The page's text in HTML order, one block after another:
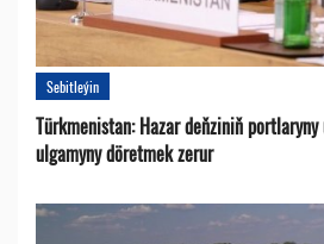
Sebitleýin
Türkmenistan: Hazar deňziniň
ulgamyny döretmek zerur